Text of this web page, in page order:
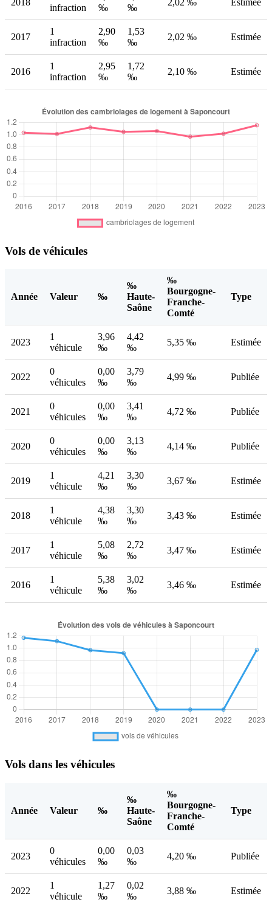
2018
infraction
‰
‰
2,02 ‰ Estimée
2017
1
infraction
2,90
‰
1,53
‰
2,02 ‰ Estimée
2016
1
infraction
2,95
‰
1,72
‰
2,10 ‰ Estimée
Vols de véhicules
Année Valeur ‰
‰
Haute-
Saône
‰
Bourgogne-
Franche-
Comté
Type
2023
1
véhicule
3,96
‰
4,42
‰
5,35 ‰ Estimée
2022
0
véhicules
0,00
‰
3,79
‰
4,99 ‰ Publiée
2021
0
véhicules
0,00
‰
3,41
‰
4,72 ‰ Publiée
2020
0
véhicules
0,00
‰
3,13
‰
4,14 ‰ Publiée
2019
1
véhicule
4,21
‰
3,30
‰
3,67 ‰ Estimée
2018
1
véhicule
4,38
‰
3,30
‰
3,43 ‰ Estimée
2017
1
véhicule
5,08
‰
2,72
‰
3,47 ‰ Estimée
2016
1
véhicule
5,38
‰
3,02
‰
3,46 ‰ Estimée
Vols dans les véhicules
Année Valeur ‰
‰
Haute-
Saône
‰
Bourgogne-
Franche-
Comté
Type
2023
0
véhicules
0,00
‰
0,03
‰
4,20 ‰ Publiée
2022
1
véhicule
1,27
‰
0,02
‰
3,88 ‰ Estimée